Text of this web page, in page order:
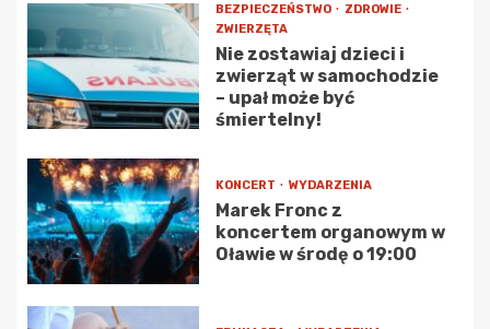
BEZPIECZEŃSTWO
ZDROWIE
ZWIERZĘTA
Nie zostawiaj dzieci i
zwierząt w samochodzie
– upał może być
śmiertelny!
KONCERT WYDARZENIA
Marek Fronc z
koncertem organowym w
Oławie w środę o 19:00